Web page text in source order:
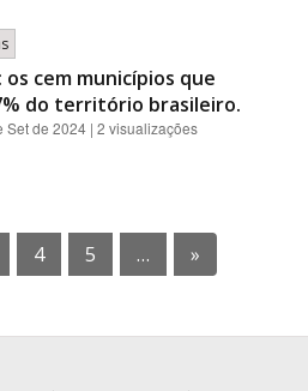
cem municípios que
do território brasileiro.
Set de 2024 | 2 visualizações
4 5 … »